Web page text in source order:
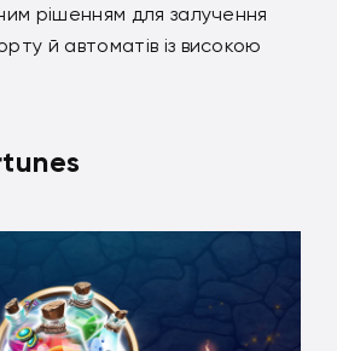
рішенням для залучення
й автоматів із високою